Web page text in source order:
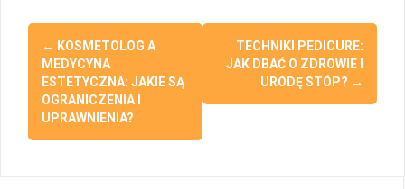
Post
navigation
← KOSMETOLOG A
MEDYCYNA
ESTETYCZNA: JAKIE SĄ
OGRANICZENIA I
UPRAWNIENIA?
TECHNIKI PEDICURE:
JAK DBAĆ O ZDROWIE I
URODĘ STÓP? →